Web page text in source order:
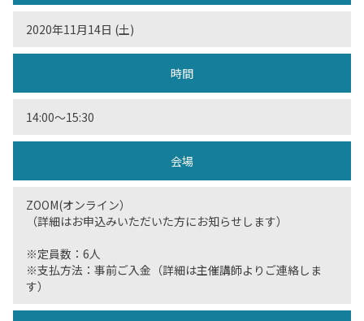
2020年11月14日 (土)
時間
14:00〜15:30
会場
ZOOM(オンライン）
（詳細はお申込みいただいた方にお知らせします）
※定員数：6人
※支払方法：事前ご入金（詳細は主催講師よりご連絡しま
す）